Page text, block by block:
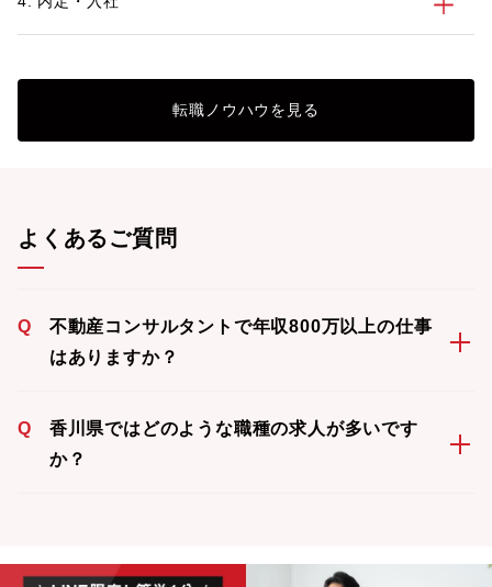
転職ノウハウを見る
よくあるご質問
Q
不動産コンサルタントで年収800万以上の仕事
はありますか？
Q
香川県ではどのような職種の求人が多いです
か？